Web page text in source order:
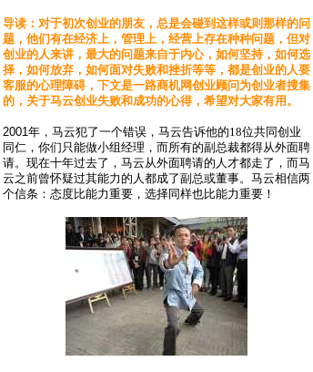
导读：对于初次创业的朋友，总是会碰到这样或则那样的问
题，他们有在经济上，管理上，经营上存在种种问题，但对
创业的人来讲，最大的问题来自于内心，如何坚持，如何选
择，如何放弃，如何面对失败和挫折等等，都是创业的人要
客服的心理障碍，下文是一路商机网创业顾问为创业者搜集
的，关于马云创业失败和成功的心得，希望对大家有用。
2001年， 马云犯了一个错误，马云告诉他的18位共同创业
同仁， 你们只能做小组经理，而所有的副总裁都得从外面聘
请。现在十年过去了，马云从外面聘请的人才都走了，而马
云之前曾怀疑过其能力的人都成了副总或董事。马云相信两
个信条：态度比能力重要，选择同样也比能力重要！